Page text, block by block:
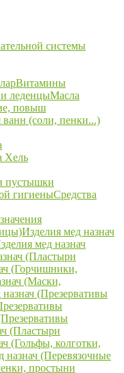
системы
Витамины
леденцыМасла
повыш
ванн (соли, пенки...)
Хель
пустышки
гигиеныСредства
Изделия мед назнач
мед назнач
(Пластыри
(Горчишники,
(Маски,
(Презервативы
(Пластыри
(Гольфы, колготки,
назнач (Перевязочные
простыни